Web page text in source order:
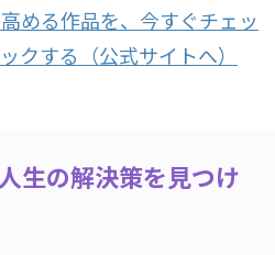
める作品を、今すぐチェッ
クする（公式サイトへ）
生の解決策を見つけ